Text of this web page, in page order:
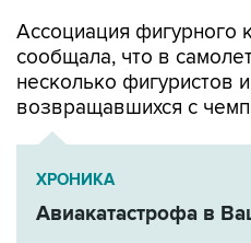
Ассоциация фигурного
сообщала, что в
несколько фигуристов
возвращавшихся с
ХРОНИКА
Авиакатастрофа в